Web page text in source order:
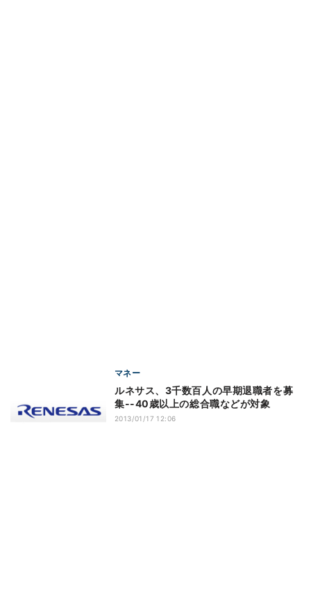
マネー
ルネサス、3千数百人の早期退職者を募
集--40歳以上の総合職などが対象
2013/01/17 12:06